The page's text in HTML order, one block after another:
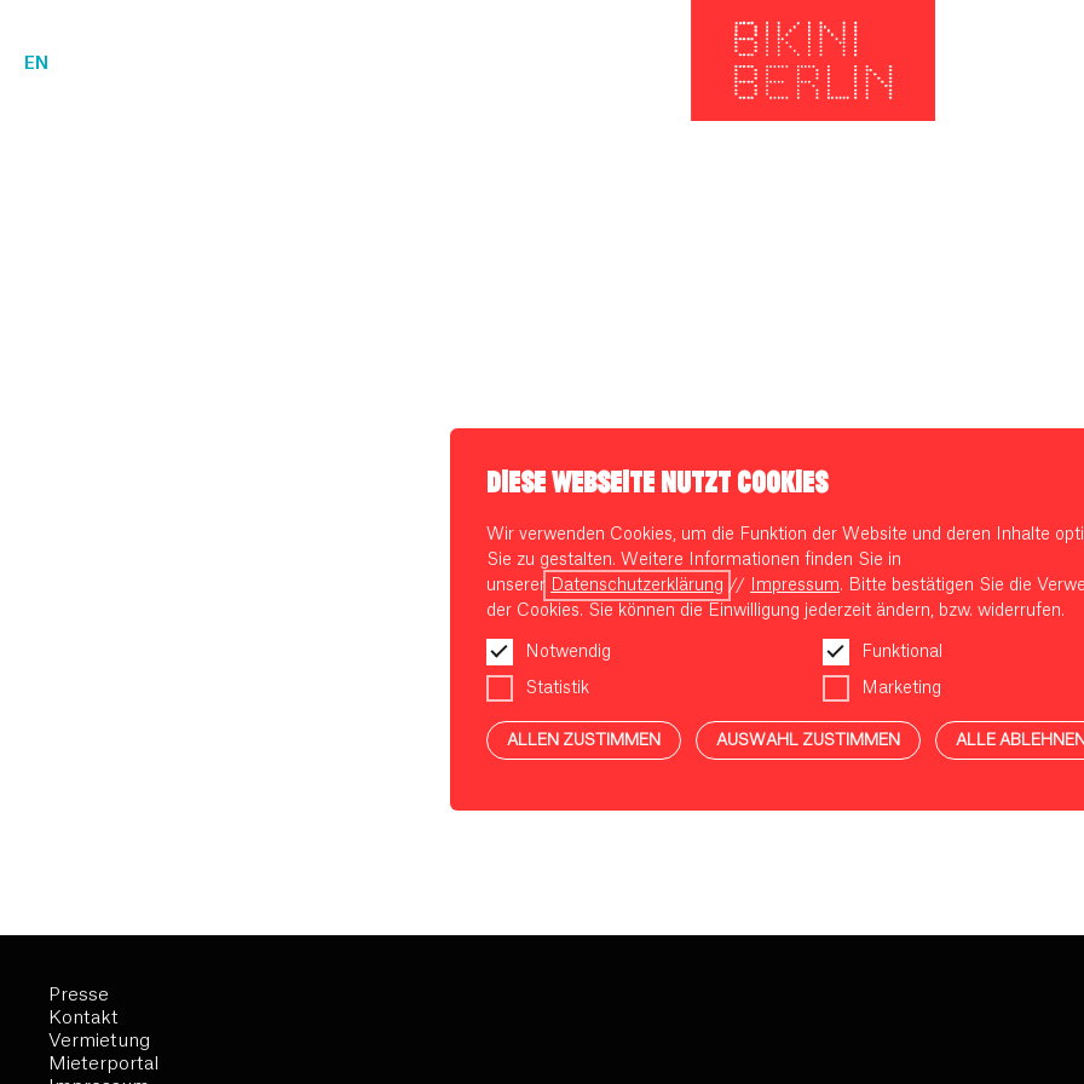
EN
DIESE WEBSEITE NUTZT COOKIES
Wir verwenden Cookies, um die Funktion der Website und deren Inhalte
Sie zu gestalten. Weitere Informationen finden Sie in
unserer Datenschutzerklärung // Impressum. Bitte bestätigen Sie die
der Cookies. Sie können die Einwilligung jederzeit ändern, bzw. widerrufen.
Notwendig Funktional
Statistik Marketing
ALLEN ZUSTIMMEN AUSWAHL ZUSTIMMEN ALLE ABLEHNEN
Presse
Kontakt
Vermietung
Mieterportal